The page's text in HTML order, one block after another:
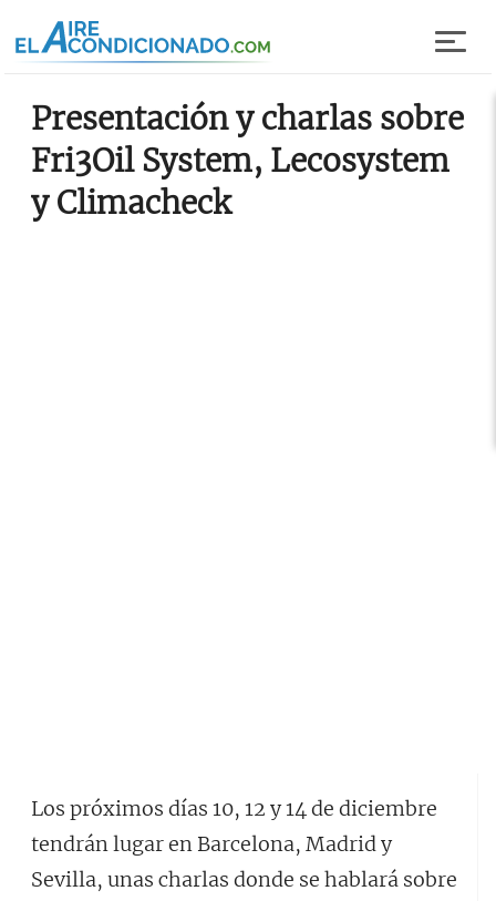
Presentación y charlas sobre
Fri3Oil System, Lecosystem
y Climacheck
Los próximos días 10, 12 y 14 de diciembre
tendrán lugar en Barcelona, Madrid y
Sevilla, unas charlas donde se hablará sobre